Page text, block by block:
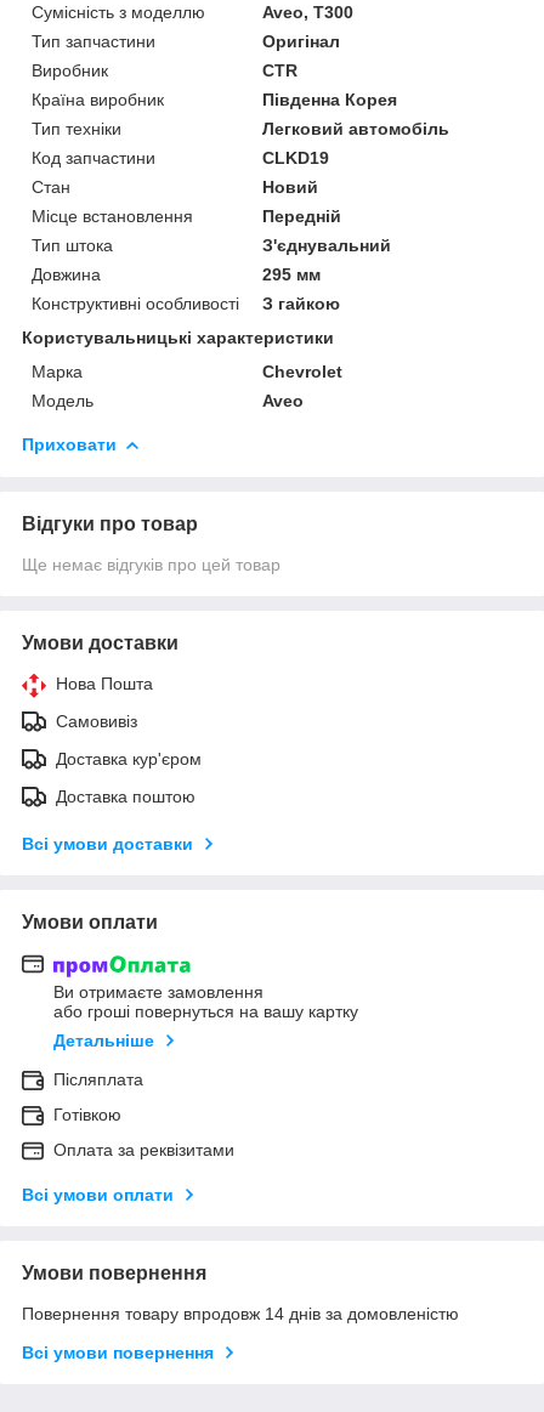
Сумісність з моделлю
Aveo, T300
Тип запчастини
Оригінал
Виробник
CTR
Країна виробник
Південна Корея
Тип техніки
Легковий автомобіль
Код запчастини
CLKD19
Стан
Новий
Місце встановлення
Передній
Тип штока
З'єднувальний
Довжина
295 мм
Конструктивні особливості
З гайкою
Користувальницькі характеристики
Марка
Chevrolet
Модель
Aveo
Приховати
Відгуки про товар
Ще немає відгуків про цей товар
Умови доставки
Нова Пошта
Самовивіз
Доставка кур'єром
Доставка поштою
Всі умови доставки
Умови оплати
Ви отримаєте замовлення
або гроші повернуться на вашу картку
Детальніше
Післяплата
Готівкою
Оплата за реквізитами
Всі умови оплати
Умови повернення
Повернення товару впродовж 14 днів за домовленістю
Всі умови повернення